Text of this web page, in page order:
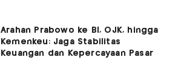
Arahan Prabowo ke BI, OJK, hingga
Kemenkeu: Jaga Stabilitas
Keuangan dan Kepercayaan Pasar